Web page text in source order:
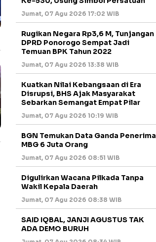
Jumat, 07 Agu 2026 17:02 WIB
Rugikan Negara Rp3,6 M, Tunjangan
DPRD Ponorogo Sempat Jadi
Temuan BPK Tahun 2022
Jumat, 07 Agu 2026 13:38 WIB
Kuatkan Nilai Kebangsaan di Era
Disrupsi, BHS Ajak Masyarakat
Sebarkan Semangat Empat Pilar
Jumat, 07 Agu 2026 10:19 WIB
BGN Temukan Data Ganda Penerima
MBG 6 Juta Orang
Jumat, 07 Agu 2026 08:51 WIB
Digulirkan Wacana Pilkada Tanpa
Wakil Kepala Daerah
Jumat, 07 Agu 2026 08:38 WIB
SAID IQBAL, JANJI AGUSTUS TAK
ADA DEMO BURUH